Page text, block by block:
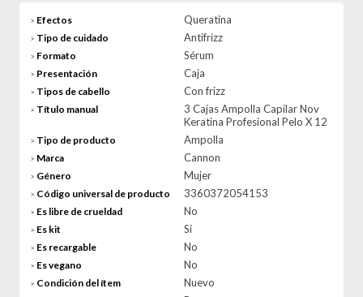
> Efectos Queratina
> Tipo de cuidado Antifrizz
> Formato Sérum
> Presentación Caja
> Tipos de cabello Con frizz
> Título manual
3 Cajas Ampolla Capilar Nov
Keratina Profesional Pelo X 12
> Tipo de producto Ampolla
> Marca Cannon
> Género Mujer
> Código universal de producto 3360372054153
> Es libre de crueldad No
> Es kit Sí
> Es recargable No
> Es vegano No
> Condición del ítem Nuevo